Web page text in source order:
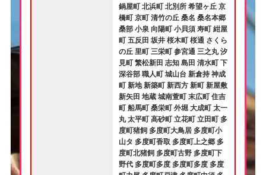
鍋屋町 北浜町 北別所 希望ヶ丘 京
橋町 京町 清竹の丘 桑名 桑名本郷
桑部 小泉 向陽町 小貝須 寿町 紺屋
町 五反田 坂井 桜木町 桜通 さくら
の丘 里町 三栄町 参宮通 三之丸 汐
見町 繁松新田 志知 島田 清水町 下
深谷部 職人町 城山台 新倉持 神成
町 新地 新築町 新西方 新町 新屋敷
新矢田 地蔵 城南萱町 末広町 住吉
町 船馬町 桑栄町 外堀 大成町 太一
丸 太平町 高砂町 立花町 立田町 多
度町猪飼 多度町大鳥居 多度町小
山タ 多度町香取 多度町上之郷 多
度町北猪飼 多度町古野 多度町下
野代 多度町多度 多度町多度 多度